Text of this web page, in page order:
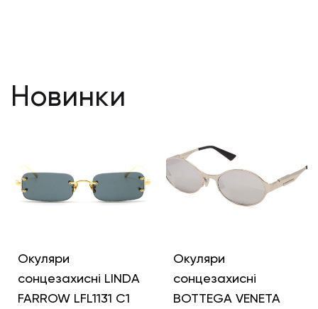
Новинки
Окуляри
сонцезахисні LINDA
FARROW LFL1131 C1
Окуляри
сонцезахисні
BOTTEGA VENETA